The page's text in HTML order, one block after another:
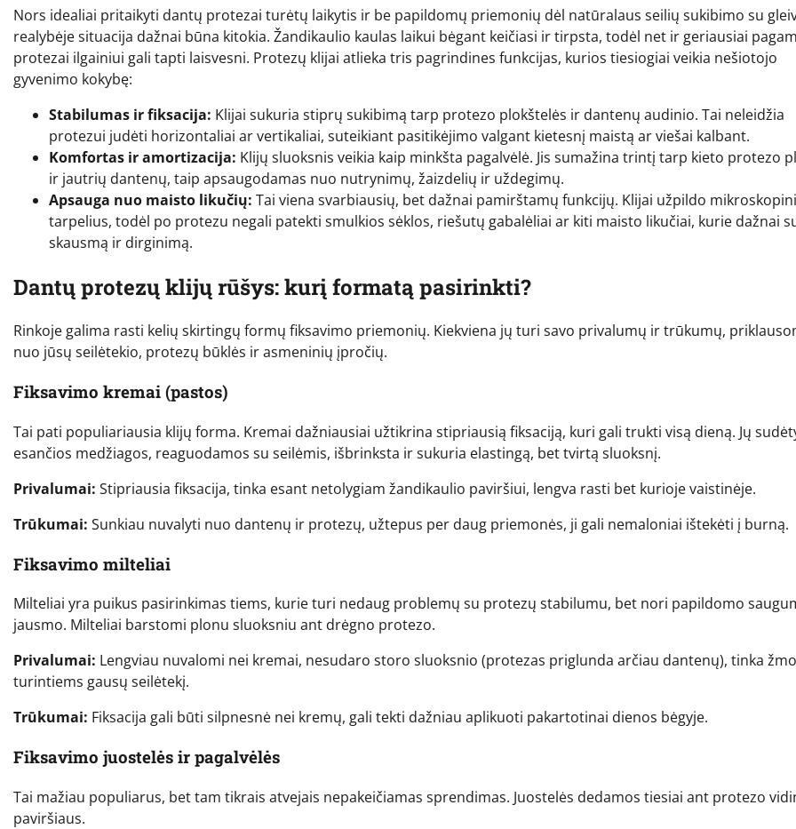
Nors idealiai pritaikyti dantų protezai turėtų laikytis ir be papildomų priemonių dėl natūralaus seilių sukibimo su
realybėje situacija dažnai būna kitokia. Žandikaulio kaulas laikui bėgant keičiasi ir tirpsta, todėl net ir geriausiai
protezai ilgainiui gali tapti laisvesni. Protezų klijai atlieka tris pagrindines funkcijas, kurios tiesiogiai veikia nešiotojo
gyvenimo kokybę:
Stabilumas ir fiksacija: Klijai sukuria stiprų sukibimą tarp protezo plokštelės ir dantenų audinio. Tai neleidžia
protezui judėti horizontaliai ar vertikaliai, suteikiant pasitikėjimo valgant kietesnį maistą ar viešai kalbant.
Komfortas ir amortizacija: Klijų sluoksnis veikia kaip minkšta pagalvėlė. Jis sumažina trintį tarp kieto protezo
ir jautrių dantenų, taip apsaugodamas nuo nutrynimų, žaizdelių ir uždegimų.
Apsauga nuo maisto likučių: Tai viena svarbiausių, bet dažnai pamirštamų funkcijų. Klijai užpildo
tarpelius, todėl po protezu negali patekti smulkios sėklos, riešutų gabalėliai ar kiti maisto likučiai, kurie dažnai
skausmą ir dirginimą.
Dantų protezų klijų rūšys: kurį formatą pasirinkti?
Rinkoje galima rasti kelių skirtingų formų fiksavimo priemonių. Kiekviena jų turi savo privalumų ir trūkumų,
nuo jūsų seilėtekio, protezų būklės ir asmeninių įpročių.
Fiksavimo kremai (pastos)
Tai pati populiariausia klijų forma. Kremai dažniausiai užtikrina stipriausią fiksaciją, kuri gali trukti visą dieną. Jų
esančios medžiagos, reaguodamos su seilėmis, išbrinksta ir sukuria elastingą, bet tvirtą sluoksnį.
Privalumai: Stipriausia fiksacija, tinka esant netolygiam žandikaulio paviršiui, lengva rasti bet kurioje vaistinėje.
Trūkumai: Sunkiau nuvalyti nuo dantenų ir protezų, užtepus per daug priemonės, ji gali nemaloniai ištekėti į burną.
Fiksavimo milteliai
Milteliai yra puikus pasirinkimas tiems, kurie turi nedaug problemų su protezų stabilumu, bet nori papildomo
jausmo. Milteliai barstomi plonu sluoksniu ant drėgno protezo.
Privalumai: Lengviau nuvalomi nei kremai, nesudaro storo sluoksnio (protezas priglunda arčiau dantenų), tinka
turintiems gausų seilėtekį.
Trūkumai: Fiksacija gali būti silpnesnė nei kremų, gali tekti dažniau aplikuoti pakartotinai dienos bėgyje.
Fiksavimo juostelės ir pagalvėlės
Tai mažiau populiarus, bet tam tikrais atvejais nepakeičiamas sprendimas. Juostelės dedamos tiesiai ant protezo
paviršiaus.